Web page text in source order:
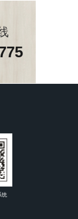
统